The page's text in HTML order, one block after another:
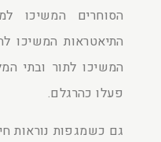
הסוחרים המשיכו
התיאטראות המשיכו
המשיכו לתור ובתי
פעלו כהרגלם.
גם כשמגפות נוראות